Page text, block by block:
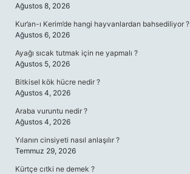
Ağustos 8, 2026
Kur’an-ı Kerim’de hangi hayvanlardan bahsediliyor ?
Ağustos 6, 2026
Ayağı sıcak tutmak için ne yapmalı ?
Ağustos 5, 2026
Bitkisel kök hücre nedir ?
Ağustos 4, 2026
Araba vuruntu nedir ?
Ağustos 4, 2026
Yılanın cinsiyeti nasıl anlaşılır ?
Temmuz 29, 2026
Kürtçe cıtki ne demek ?